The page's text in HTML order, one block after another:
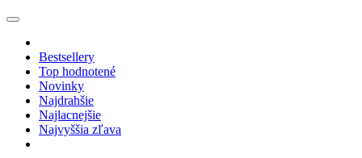
Bestsellery
Top hodnotené
Novinky
Najdrahšie
Najlacnejšie
Najvyššia zľava